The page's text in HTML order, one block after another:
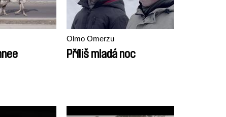
Olmo Omerzu
Příliš mladá noc